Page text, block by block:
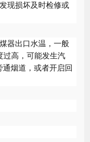
现损坏及时检修或
器出口水温，一般
高，可能发生汽
烟道，或者开启回